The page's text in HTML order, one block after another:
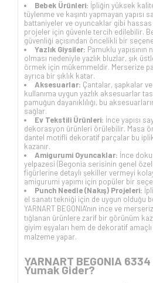
Bebek Ürünleri: İpliğin yüksek
tüylenme ve kaşıntı yapmayan yapısı
battaniyeler ve oyuncaklar gibi
projeler için güvenle tercih edilebilir.
güvenliği açısından öncelikli bir
Yazlık Giysiler: Pamuklu
olması nedeniyle yazlık bluzlar, şık
örmek için mükemmeldir. Merserize
ayrıca bir şıklık katar.
Aksesuarlar: Çantalar, şapkalar
kullanıma uygun yazlık aksesuarlar
pamuğun dayanıklılığı, bu
sağlar.
Ev Tekstili Ürünleri: İnce yapısı
dekorasyon ürünleri örülebilir. Masa
dantel motifli dekoratif parçalar bu
kazanır.
Amigurumi Oyuncaklar: İnce
yelpazesi (Begonia serisinin genel
figürlerine detaylı şekiller vermeyi
amigurumi yapımı için popüler bir
Punch Needle (Nakış) Projeleri:
el sanatı tekniği için de uygun olduğu
YARNART BEGONIA'nın ince ve
tığlanan ürünlere zarif bir görünüm
giyim eşyaları hem de dekoratif
malzeme yapar.
YARNART BEGONIA
Yumak Gider?